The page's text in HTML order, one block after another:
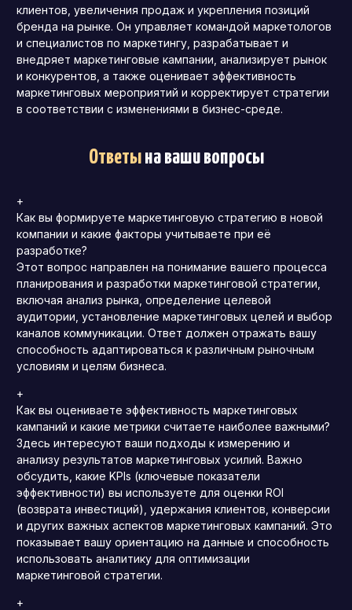
клиентов, увеличения продаж и укрепления позиций
бренда на рынке. Он управляет командой маркетологов
и специалистов по маркетингу, разрабатывает и
внедряет маркетинговые кампании, анализирует рынок
и конкурентов, а также оценивает эффективность
маркетинговых мероприятий и корректирует стратегии
в соответствии с изменениями в бизнес-среде.
Ответына ваши вопросы
+
Как вы формируете маркетинговую стратегию в новой
компании и какие факторы учитываете при её
разработке?
Этот вопрос направлен на понимание вашего процесса
планирования и разработки маркетинговой стратегии,
включая анализ рынка, определение целевой
аудитории, установление маркетинговых целей и выбор
каналов коммуникации. Ответ должен отражать вашу
способность адаптироваться к различным рыночным
условиям и целям бизнеса.
+
Как вы оцениваете эффективность маркетинговых
кампаний и какие метрики считаете наиболее важными?
Здесь интересуют ваши подходы к измерению и
анализу результатов маркетинговых усилий. Важно
обсудить, какие KPIs (ключевые показатели
эффективности) вы используете для оценки ROI
(возврата инвестиций), удержания клиентов, конверсии
и других важных аспектов маркетинговых кампаний. Это
показывает вашу ориентацию на данные и способность
использовать аналитику для оптимизации
маркетинговой стратегии.
+